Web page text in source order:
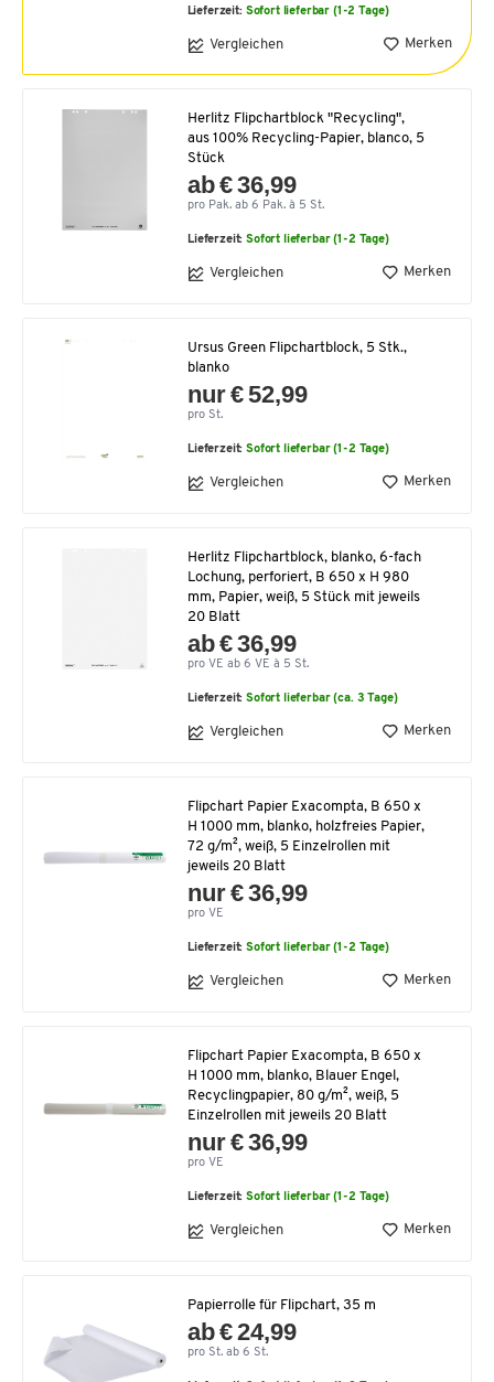
Lieferzeit: Sofort lieferbar (1-2 Tage)
Vergleichen Merken
Herlitz Flipchartblock "Recycling",
aus 100% Recycling-Papier, blanco, 5
Stück
ab € 36,99
pro Pak. ab 6 Pak. à 5 St.
Lieferzeit:Sofort lieferbar (1-2 Tage)
Vergleichen Merken
Ursus Green Flipchartblock, 5 Stk.,
blanko
nur € 52,99
pro St.
Lieferzeit:Sofort lieferbar (1-2 Tage)
Vergleichen Merken
Herlitz Flipchartblock, blanko, 6-fach
Lochung, perforiert, B 650 x H 980
mm, Papier, weiß, 5 Stück mit jeweils
20 Blatt
ab € 36,99
pro VE ab 6 VE à 5 St.
Lieferzeit:Sofort lieferbar (ca. 3 Tage)
Vergleichen Merken
Flipchart Papier Exacompta, B 650 x
H 1000 mm, blanko, holzfreies Papier,
72 g/m², weiß, 5 Einzelrollen mit
jeweils 20 Blatt
nur € 36,99
pro VE
Lieferzeit:Sofort lieferbar (1-2 Tage)
Vergleichen Merken
Flipchart Papier Exacompta, B 650 x
H 1000 mm, blanko, Blauer Engel,
Recyclingpapier, 80 g/m², weiß, 5
Einzelrollen mit jeweils 20 Blatt
nur € 36,99
pro VE
Lieferzeit:Sofort lieferbar (1-2 Tage)
Vergleichen Merken
Papierrolle für Flipchart, 35 m
ab € 24,99
pro St. ab 6 St.